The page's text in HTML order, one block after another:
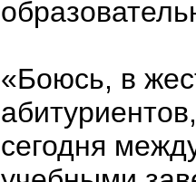
«Боюсь, в
сегодня